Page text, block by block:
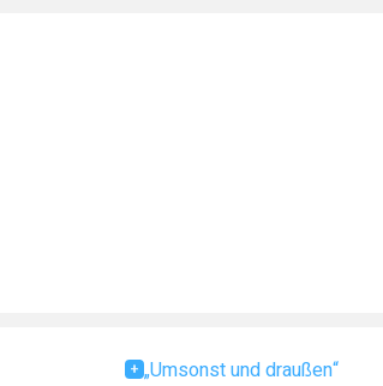
„Umsonst und draußen“